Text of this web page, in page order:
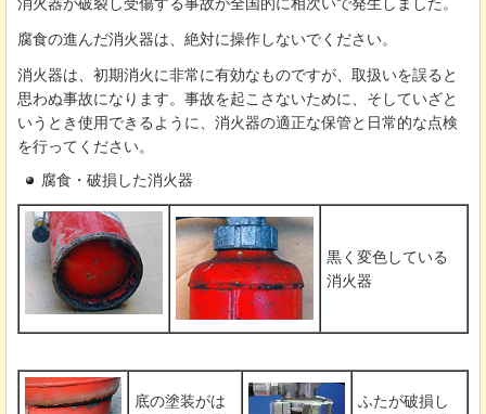
腐食の進んだ消火器は、絶対に操作しないでください。
消火器は、初期消火に非常に有効なものですが、取扱いを誤ると
思わぬ事故になります。事故を起こさないために、そしていざと
いうとき使用できるように、消火器の適正な保管と日常的な点検
を行ってください。
腐食・破損した消火器
黒く変色している
消火器
底の塗装がは
ふたが破損し